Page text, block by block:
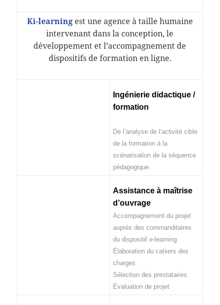
Ki-learningest une agence à taille humaine
intervenant dans la conception, le
développement et l’accompagnement de
dispositifs de formation en ligne.
Ingénierie didactique /
formation
De l’analyse de l’activité cible
de la formation à la
scénarisation de la séquence
pédagogique.
Assistance à maîtrise
d’ouvrage
Accompagnement du projet
auprès des commanditaires
du dispositif e-learning
Élaboration du cahiers des
charges
Sélection des prestataires
Évaluation de projet